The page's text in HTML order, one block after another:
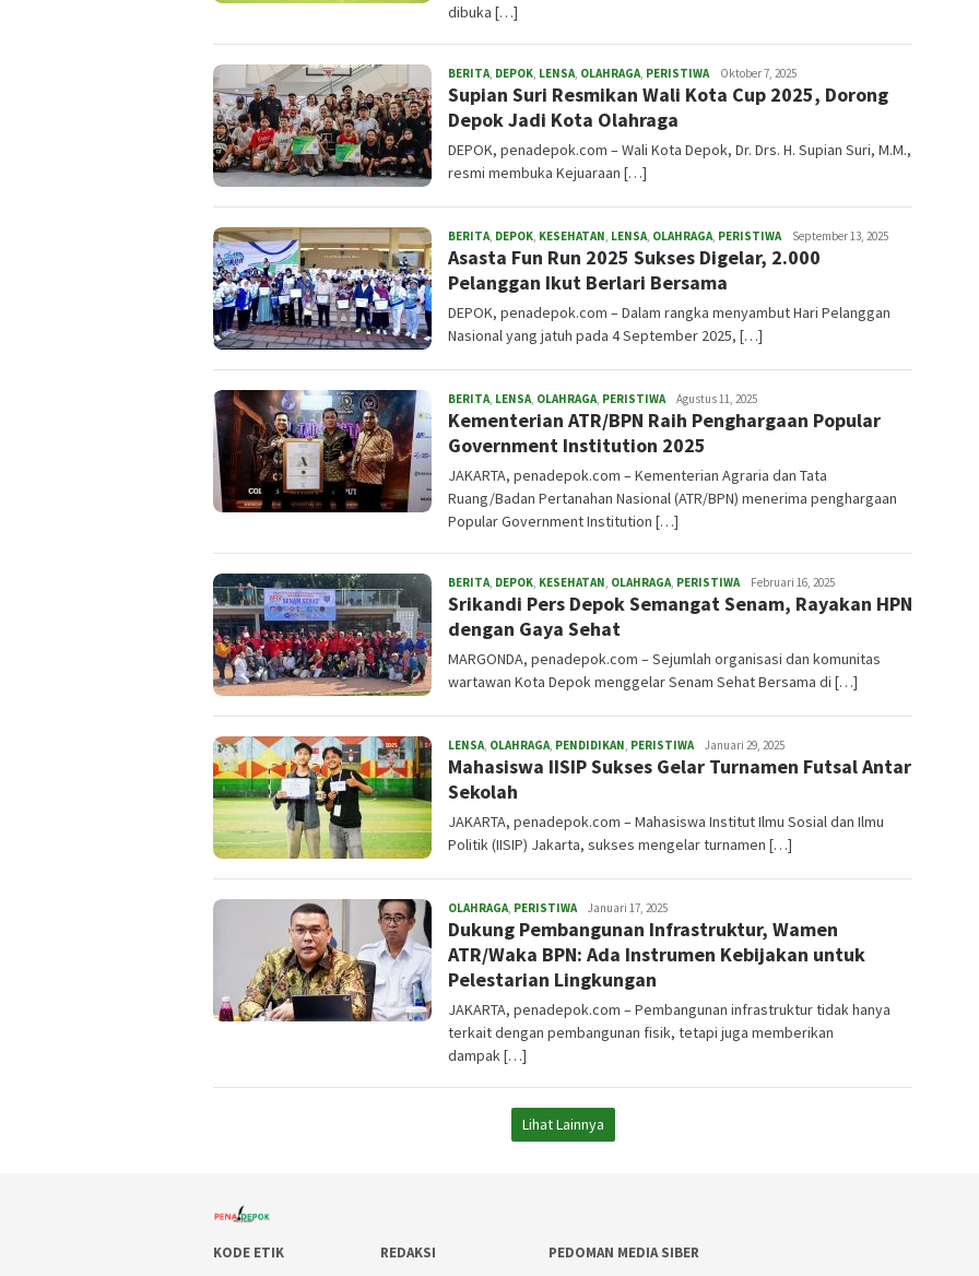
dibuka […]
BERITA, DEPOK, LENSA, OLAHRAGA, PERISTIWAredaksi
Oktober 7, 2025
Supian Suri Resmikan Wali Kota Cup 2025, Dorong
Depok Jadi Kota Olahraga
DEPOK, penadepok.com – Wali Kota Depok, Dr. Drs. H. Supian Suri, M.M.,
resmi membuka Kejuaraan […]
BERITA, DEPOK, KESEHATAN, LENSA, OLAHRAGA, PERISTIWAredaksi
September 13, 2025
Asasta Fun Run 2025 Sukses Digelar, 2.000
Pelanggan Ikut Berlari Bersama
DEPOK, penadepok.com – Dalam rangka menyambut Hari Pelanggan
Nasional yang jatuh pada 4 September 2025, […]
BERITA, LENSA, OLAHRAGA, PERISTIWAredaksi
Agustus 11, 2025
Kementerian ATR/BPN Raih Penghargaan Popular
Government Institution 2025
JAKARTA, penadepok.com – Kementerian Agraria dan Tata
Ruang/Badan Pertanahan Nasional (ATR/BPN) menerima penghargaan
Popular Government Institution […]
BERITA, DEPOK, KESEHATAN, OLAHRAGA, PERISTIWAadmin
Februari 16, 2025
Srikandi Pers Depok Semangat Senam, Rayakan HPN
dengan Gaya Sehat
MARGONDA, penadepok.com – Sejumlah organisasi dan komunitas
wartawan Kota Depok menggelar Senam Sehat Bersama di […]
LENSA, OLAHRAGA, PENDIDIKAN, PERISTIWAadmin
Januari 29, 2025
Mahasiswa IISIP Sukses Gelar Turnamen Futsal Antar
Sekolah
JAKARTA, penadepok.com – Mahasiswa Institut Ilmu Sosial dan Ilmu
Politik (IISIP) Jakarta, sukses mengelar turnamen […]
OLAHRAGA, PERISTIWAadmin
Januari 17, 2025
Dukung Pembangunan Infrastruktur, Wamen
ATR/Waka BPN: Ada Instrumen Kebijakan untuk
Pelestarian Lingkungan
JAKARTA, penadepok.com – Pembangunan infrastruktur tidak hanya
terkait dengan pembangunan fisik, tetapi juga memberikan
dampak […]
Lihat Lainnya
KODE ETIK REDAKSI PEDOMAN MEDIA SIBER